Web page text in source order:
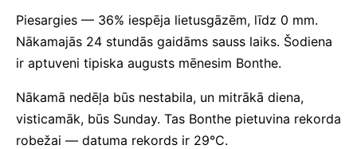
Piesargies — 36% iespēja lietusgāzēm, līdz 0 mm.
Nākamajās 24 stundās gaidāms sauss laiks. Šodiena
ir aptuveni tipiska augusts mēnesim Bonthe.
Nākamā nedēļa būs nestabila, un mitrākā diena,
visticamāk, būs Sunday. Tas Bonthe pietuvina rekorda
robežai — datuma rekords ir 29°C.